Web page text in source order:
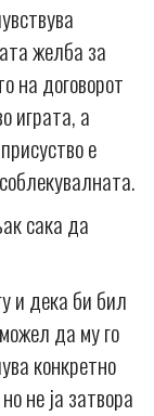
желба за
на договорот
играта, а
е
сака да
и дека би бил
да му го
конкретно
не ја затвора